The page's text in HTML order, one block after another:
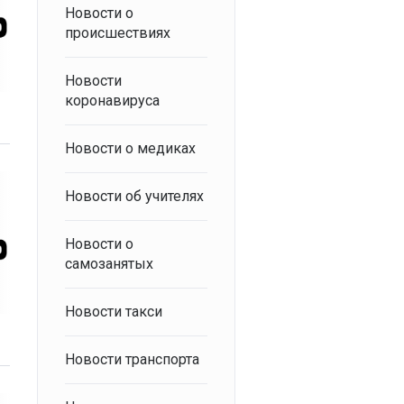
Новости о
происшествиях
Новости
коронавируса
Новости о медиках
Новости об учителях
Новости о
самозанятых
Новости такси
Новости транспорта